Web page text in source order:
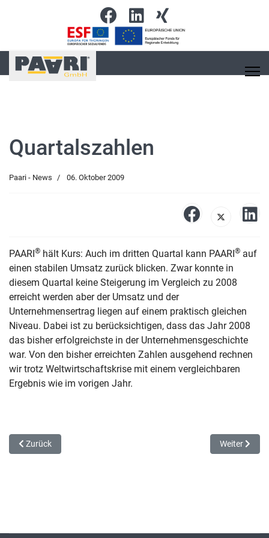
Quartalszahlen
Paari - News 06. Oktober 2009
PAARI ® hält Kurs: Auch im dritten Quartal kann PAARI ® auf
einen stabilen Umsatz zurück blicken. Zwar konnte in
diesem Quartal keine Steigerung im Vergleich zu 2008
erreicht werden aber der Umsatz und der
Unternehmensertrag liegen auf einem praktisch gleichen
Niveau. Dabei ist zu berücksichtigen, dass das Jahr 2008
das bisher erfolgreichste in der Unternehmensgeschichte
war. Von den bisher erreichten Zahlen ausgehend rechnen
wir trotz Weltwirtschaftskrise mit einem vergleichbaren
Ergebnis wie im vorigen Jahr.
Vorheriger Beitrag: Sonderangebote und Verlosung
Zurück Nächster
Weiter